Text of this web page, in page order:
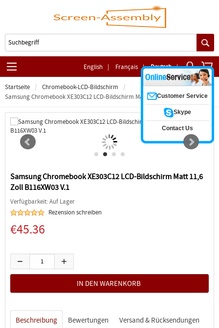
English | Français | Deutsch |
Startseite
Chromebook-LCD-Bildschirm
Samsung Chromebook XE303C12 LCD-Bildschirm Matt 11,6 Zoll B116XW03 V.1
Samsung Chromebook XE303C12 LCD-Bildschirm Matt 11,6
Zoll B116XW03 V.1
Verfügbarkeit: Auf Lager
Rezension schreiben
€45.36
Beschreibung Bewertungen Versand & Rücksendungen
Customer Service
Skype
Contact Us